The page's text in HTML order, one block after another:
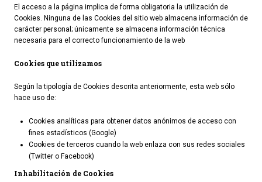
El acceso a la página implica de forma obligatoria la utilización de
Cookies. Ninguna de las Cookies del sitio web almacena información de
carácter personal; únicamente se almacena información técnica
necesaria para el correcto funcionamiento de la web
Cookies que utilizamos
Según la tipología de Cookies descrita anteriormente, esta web sólo
hace uso de:
Cookies analíticas para obtener datos anónimos de acceso con
fines estadísticos (Google)
Cookies de terceros cuando la web enlaza con sus redes sociales
(Twitter o Facebook)
Inhabilitación de Cookies